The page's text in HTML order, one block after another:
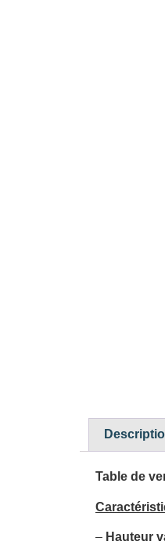
Table de
– Hauteur